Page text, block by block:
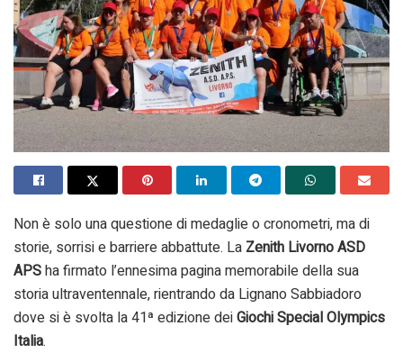
Non è solo una questione di medaglie o cronometri, ma di
storie, sorrisi e barriere abbattute. La Zenith Livorno ASD
APSha firmato l’ennesima pagina memorabile della sua
storia ultraventennale, rientrando da Lignano Sabbiadoro
dove si è svolta la 41ª edizione deiGiochi Special Olympics
Italia.